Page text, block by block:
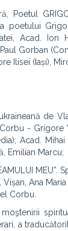
Poetul
Acad. Ion
Gorban
Ilisei (Iași),
de
- Grigore
Acad.
Emilian Marcu;
Ana Maria
Corbu.
a